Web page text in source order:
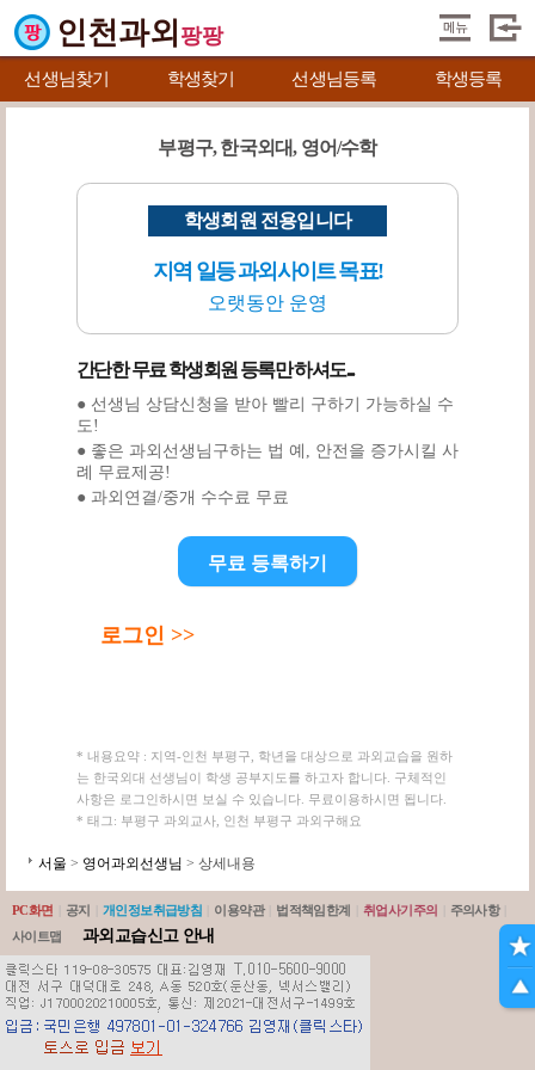
인천과외 팡팡
선생님찾기 학생찾기 선생님등록 학생등록
부평구, 한국외대, 영어/수학
학생회원 전용입니다
지역 일등 과외사이트 목표!
오랫동안 운영
간단한 무료 학생회원 등록만 하셔도...
● 선생님 상담신청을 받아 빨리 구하기 가능하실 수
도!
● 좋은 과외선생님구하는 법 예, 안전을 증가시킬 사
례 무료제공!
● 과외연결/중개 수수료 무료
무료 등록하기
로그인 >>
* 내용요약 : 지역-인천 부평구, 학년을 대상으로 과외교습을 원하
는 한국외대 선생님이 학생 공부지도를 하고자 합니다. 구체적인
사항은 로그인하시면 보실 수 있습니다. 무료이용하시면 됩니다.
* 태그: 부평구 과외교사, 인천 부평구 과외구해요
서울 > 영어과외선생님 > 상세내용
PC화면 공지 개인정보취급방침 이용약관 법적책임한계 취업사기주의 주의사항
사이트맵
과외교습신고 안내